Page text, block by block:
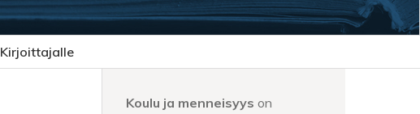
Kirjoittajalle
Koulu ja menneisyys on